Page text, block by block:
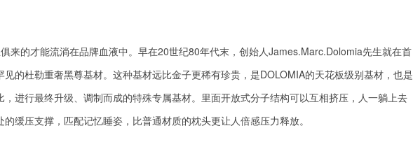
来的才能流淌在品牌血液中。早在20世纪80年代末 ，创始人James.Marc.Dolomia先生就在首
见的杜勒重奢黑尊基材。 这种基材远比金子更稀有珍贵 ，是DOLOMIA的天花板级别基材，也是
进行最终升级、调制而成的特殊专属基材。里面开放式分子结构可以互相挤压，人一躺上去
缓压支撑，匹配记忆睡姿，比普通材质的枕头更让人倍感压力释放。